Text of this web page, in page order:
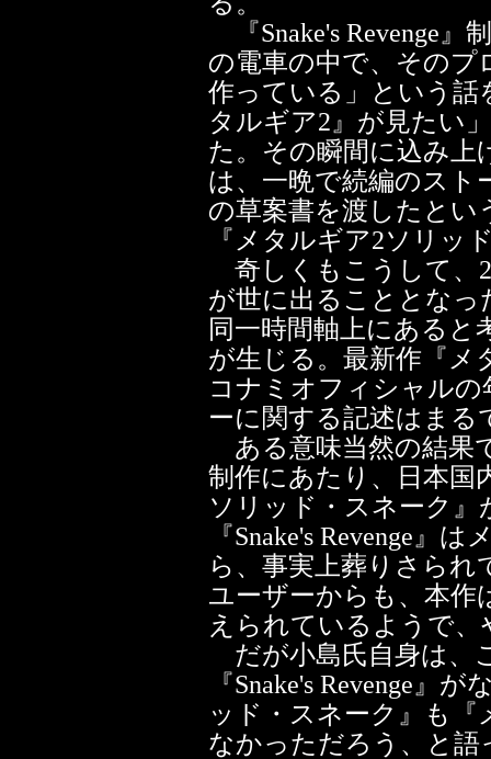
『Snake's Revenge』
の電車の中で、そのプ
作っている」という話
タルギア2』が見たい
た。その瞬間に込み上
は、一晩で続編のスト
の草案書を渡したとい
『メタルギア2ソリ
奇しくもこうして、
が世に出ることとなっ
同一時間軸上にあると
が生じる。最新作『メ
コナミオフィシャル
ーに関する記述はまる
ある意味当然の結果
制作にあたり、日本国
ソリッド・スネーク』
『Snake's Revenge』
ら、事実上葬りさら
ユーザーからも、本作
えられているようで
だが小島氏自身は、
『Snake's Revenge』
ッド・スネーク』も
なかっただろう、と語